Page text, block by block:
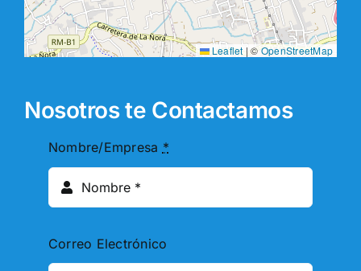
Leaflet |©OpenStreetMap
Nosotros te Contactamos
Nombre/Empresa *
Correo Electrónico